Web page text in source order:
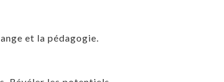
et la pédagogie.